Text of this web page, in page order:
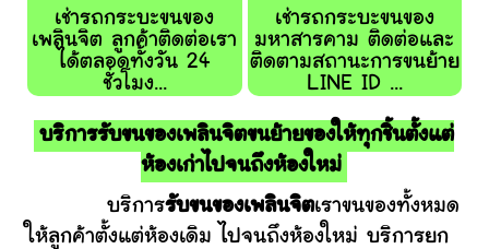
เช่ารถกระบะขนของ
เพลินจิต ลูกค้าติดต่อเรา
ได้ตลอดทั้งวัน 24
ชั่วโมง...
เช่ารถกระบะขนของ
มหาสารคาม ติดต่อและ
ติดตามสถานะการขนย้าย
LINE ID ...
บริการรับขนของเพลินจิตขนย้ายของให้ทุกชิ้นตั้งแต่
ห้องเก่าไปจนถึงห้องใหม่
บริการรับขนของเพลินจิตเราขนของทั้งหมด
ให้ลูกค้าตั้งแต่ห้องเดิม ไปจนถึงห้องใหม่ บริการยก